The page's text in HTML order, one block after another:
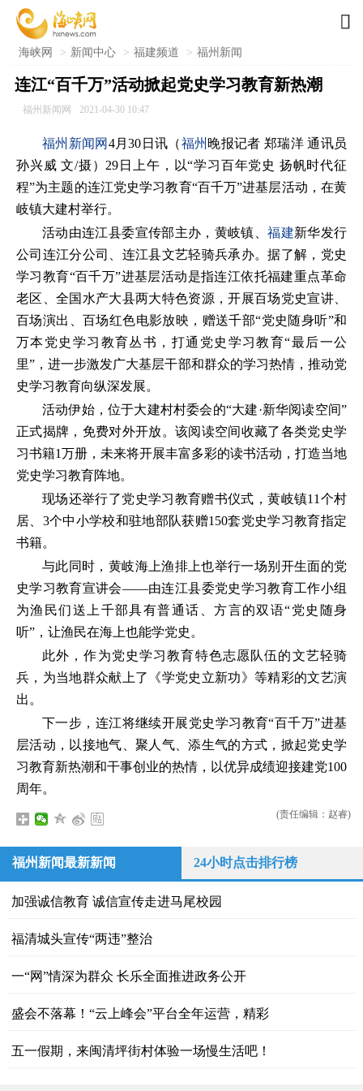

海峡网 > 新闻中心 > 福建频道 > 福州新闻
连江“百千万”活动掀起党史学习教育新热潮
福州新闻网 2021-04-30 10:47
福州新闻网 4月30日讯（福州 晚报记者 郑瑞洋 通讯员
孙兴威 文/摄）29日上午，以“学习百年党史 扬帆时代征
程”为主题的连江党史学习教育“百千万”进基层活动，在黄
岐镇大建村举行。
活动由连江县委宣传部主办，黄岐镇、福建新华发行
公司连江分公司、连江县文艺轻骑兵承办。据了解，党史
学习教育“百千万”进基层活动是指连江依托福建重点革命
老区、全国水产大县两大特色资源，开展百场党史宣讲、
百场演出、百场红色电影放映，赠送千部“党史随身听”和
万本党史学习教育丛书，打通党史学习教育“最后一公
里”，进一步激发广大基层干部和群众的学习热情，推动党
史学习教育向纵深发展。
活动伊始，位于大建村村委会的“大建·新华阅读空间”
正式揭牌，免费对外开放。该阅读空间收藏了各类党史学
习书籍1万册，未来将开展丰富多彩的读书活动，打造当地
党史学习教育阵地。
现场还举行了党史学习教育赠书仪式，黄岐镇11个村
居、3个中小学校和驻地部队获赠150套党史学习教育指定
书籍。
与此同时，黄岐海上渔排上也举行一场别开生面的党
史学习教育宣讲会——由连江县委党史学习教育工作小组
为渔民们送上千部具有普通话、方言的双语“党史随身
听”，让渔民在海上也能学党史。
此外，作为党史学习教育特色志愿队伍的文艺轻骑
兵，为当地群众献上了《学党史立新功》等精彩的文艺演
出。
下一步，连江将继续开展党史学习教育“百千万”进基
层活动，以接地气、聚人气、添生气的方式，掀起党史学
习教育新热潮和干事创业的热情，以优异成绩迎接建党100
周年。
(责任编辑：赵睿)
福州新闻最新新闻 24小时点击排行榜
加强诚信教育 诚信宣传走进马尾校园
福清城头宣传“两违”整治
一“网”情深为群众 长乐全面推进政务公开
盛会不落幕！“云上峰会”平台全年运营，精彩
五一假期，来闽清坪街村体验一场慢生活吧！